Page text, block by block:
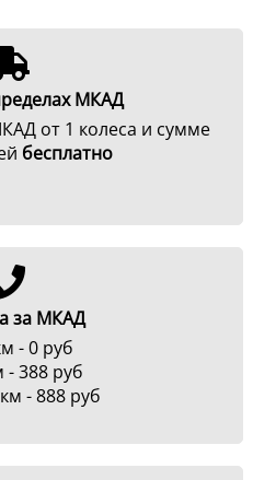
МКАД
от 1 колеса и сумме
бесплатно
за МКАД
- 0 руб
- 388 руб
- 888 руб